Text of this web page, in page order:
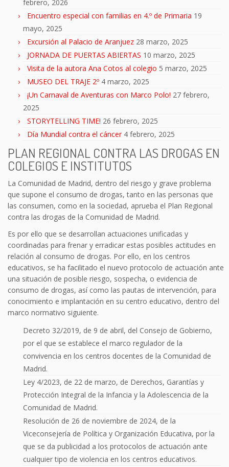
febrero, 2026
Encuentro especial con familias en 4.º de Primaria 19
mayo, 2025
Excursión al Palacio de Aranjuez 28 marzo, 2025
JORNADA DE PUERTAS ABIERTAS 10 marzo, 2025
Visita de la autora Ana Cotos al colegio 5 marzo, 2025
MUSEO DEL TRAJE 2º 4 marzo, 2025
¡Un Carnaval de Aventuras con Marco Polo! 27 febrero,
2025
STORYTELLING TIME! 26 febrero, 2025
Día Mundial contra el cáncer 4 febrero, 2025
PLAN REGIONAL CONTRA LAS DROGAS EN
COLEGIOS E INSTITUTOS
La Comunidad de Madrid, dentro del riesgo y grave problema
que supone el consumo de drogas, tanto en las personas que
las consumen, como en la sociedad, aprueba el Plan Regional
contra las drogas de la Comunidad de Madrid.
Es por ello que se desarrollan actuaciones unificadas y
coordinadas para frenar y erradicar estas posibles actitudes en
relación al consumo de drogas. Por ello, en los centros
educativos, se ha facilitado el nuevo protocolo de actuación ante
una situación de posible riesgo, sospecha, o evidencia de
consumo de drogas, así como las pautas de intervención, para
conocimiento e implantación en su centro educativo, dentro del
marco normativo siguiente.
Decreto 32/2019, de 9 de abril, del Consejo de Gobierno,
por el que se establece el marco regulador de la
convivencia en los centros docentes de la Comunidad de
Madrid.
Ley 4/2023, de 22 de marzo, de Derechos, Garantías y
Protección Integral de la Infancia y la Adolescencia de la
Comunidad de Madrid.
Resolución de 26 de noviembre de 2024, de la
Viceconsejería de Política y Organización Educativa, por la
que se da publicidad a los protocolos de actuación ante
cualquier tipo de violencia en los centros educativos.